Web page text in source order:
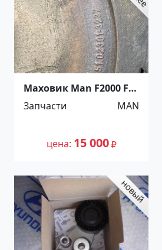
Маховик Man F2000 F90
Commandor Краснодар
Запчасти MAN
цена 15 000